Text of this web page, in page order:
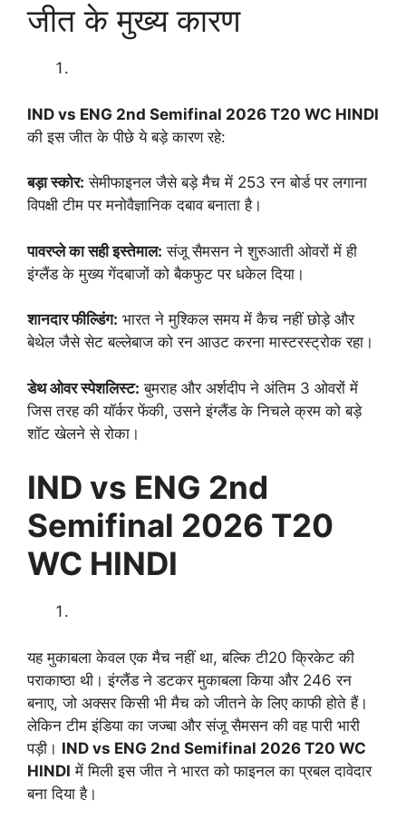
जीत के मुख्य कारण
IND vs ENG 2nd Semifinal 2026 T20 WC HINDI
की इस जीत के पीछे ये बड़े कारण रहे:
बड़ा स्कोर: सेमीफाइनल जैसे बड़े मैच में 253 रन बोर्ड पर लगाना
विपक्षी टीम पर मनोवैज्ञानिक दबाव बनाता है।
पावरप्ले का सही इस्तेमाल: संजू सैमसन ने शुरुआती ओवरों में ही
इंग्लैंड के मुख्य गेंदबाजों को बैकफुट पर धकेल दिया।
शानदार फील्डिंग: भारत ने मुश्किल समय में कैच नहीं छोड़े और
बेथेल जैसे सेट बल्लेबाज को रन आउट करना मास्टरस्ट्रोक रहा।
डेथ ओवर स्पेशलिस्ट: बुमराह और अर्शदीप ने अंतिम 3 ओवरों में
जिस तरह की यॉर्कर फेंकी, उसने इंग्लैंड के निचले क्रम को बड़े
शॉट खेलने से रोका।
IND vs ENG 2nd
Semifinal 2026 T20
WC HINDI
यह मुकाबला केवल एक मैच नहीं था, बल्कि टी20 क्रिकेट की
पराकाष्ठा थी। इंग्लैंड ने डटकर मुकाबला किया और 246 रन
बनाए, जो अक्सर किसी भी मैच को जीतने के लिए काफी होते हैं।
लेकिन टीम इंडिया का जज्बा और संजू सैमसन की वह पारी भारी
पड़ी। IND vs ENG 2nd Semifinal 2026 T20 WC
HINDI में मिली इस जीत ने भारत को फाइनल का प्रबल दावेदार
बना दिया है।